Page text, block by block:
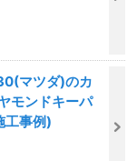
マツダ)のカ
モンドキーパ
工事例)